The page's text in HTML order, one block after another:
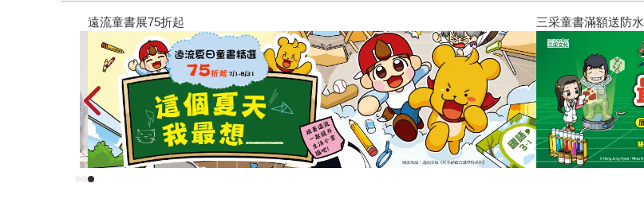
參考書115學年度上學期：早鳥優惠活動、2026/8/23前買國中小參考書即贈80元電子
禮券！